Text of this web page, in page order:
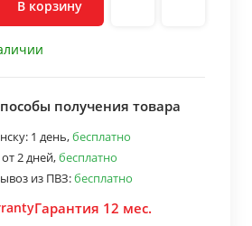
В корзину
получения товара
1 день,бесплатно
от 2 дней,бесплатно
из ПВЗ:бесплатно
Гарантия 12 мес.